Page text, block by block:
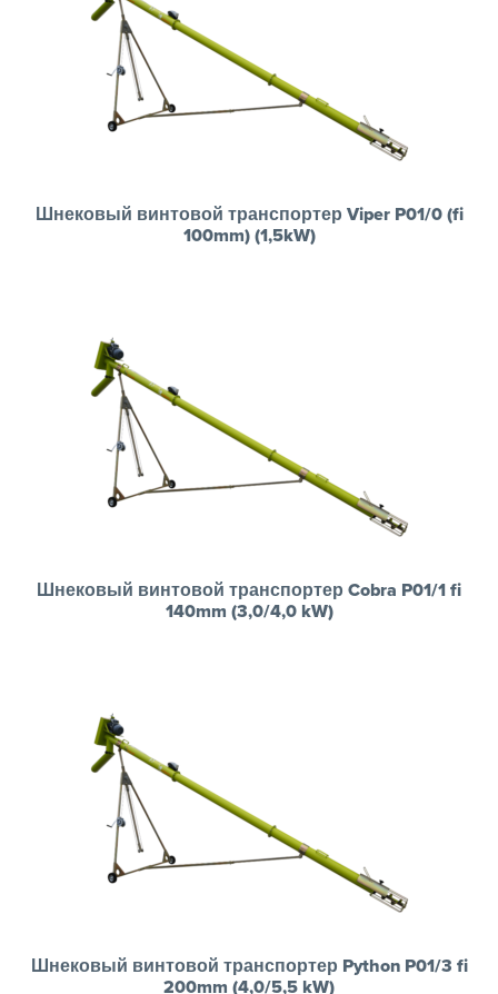
Шнековый винтовой транспортер Viper P01/0 (fi
100mm) (1,5kW)
Шнековый винтовой транспортер Cobra P01/1 fi
140mm (3,0/4,0 kW)
Шнековый винтовой транспортер Python P01/3 fi
200mm (4,0/5,5 kW)